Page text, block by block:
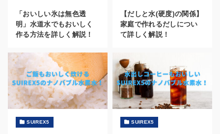
「おいしい氷は無色透
明」水道水でもおいしく
作る方法を詳しく解説！
【だしと水(硬度)の関係】
家庭で作れるだしについ
て詳しく解説！
SUIREX5 SUIREX5